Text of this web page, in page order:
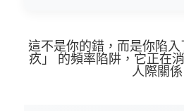
這不是你的錯，而是你陷入
疚」的頻率陷阱，它正在
人際關